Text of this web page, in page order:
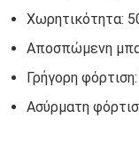
Χωρητικότητα:
Αποσπώμενη
Γρήγορη
Ασύρματη